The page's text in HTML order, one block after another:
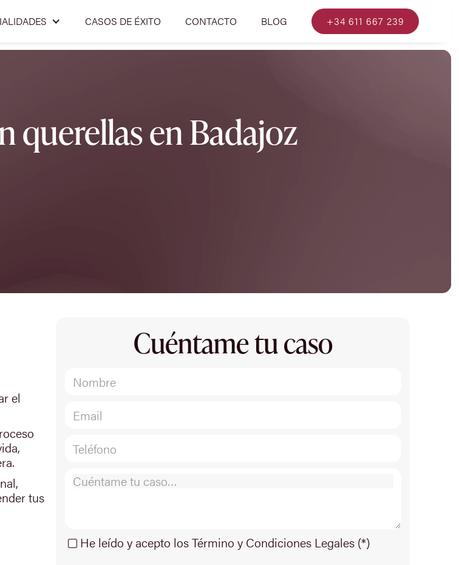
CASOS DE ÉXITO CONTACTO BLOG +34 611 667 239
querellas en Badajoz
el
tus
Cuéntame tu caso
He leído y acepto los Término y Condiciones Legales (*)